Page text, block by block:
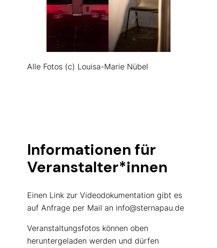
Alle Fotos (c) Louisa-Marie Nübel
Informationen für
Veranstalter*innen
Einen Link zur Videodokumentation gibt es
auf Anfrage per Mail an info@sternapau.de
Veranstaltungsfotos können oben
heruntergeladen werden und dürfen